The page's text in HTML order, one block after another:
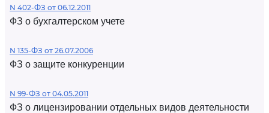
N 402-ФЗ от 06.12.2011
ФЗ о бухгалтерском учете
N 135-ФЗ от 26.07.2006
ФЗ о защите конкуренции
N 99-ФЗ от 04.05.2011
ФЗ о лицензировании отдельных видов деятельности